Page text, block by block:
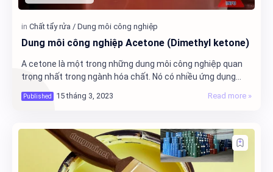
Dung môi công nghiệp Acetone (Dimethyl ketone)
A cetone là một trong những dung môi công nghiệp quan
trọng nhất trong ngành hóa chất. Nó có nhiều ứng dụng